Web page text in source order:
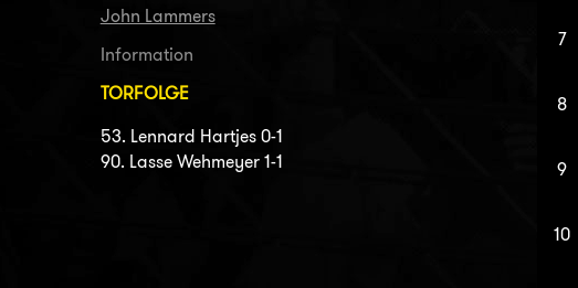
John Lammers
Information
TORFOLGE
53. Lennard Hartjes 0-1
90. Lasse Wehmeyer 1-1
7
8
9
10